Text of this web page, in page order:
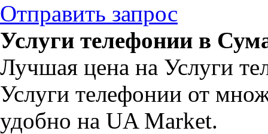
Отправить запрос
Услуги телефонии в
Лучшая цена на Услуги
Услуги телефонии от
удобно на UA Market.